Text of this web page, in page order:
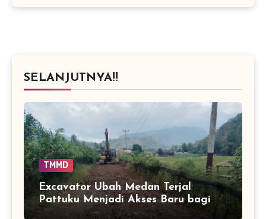
SELANJUTNYA!!
TMMD
Excavator Ubah Medan Terjal
Pattuku Menjadi Akses Baru bagi